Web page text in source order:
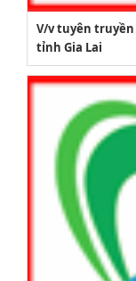
V/v tuyên
tỉnh Gia Lai